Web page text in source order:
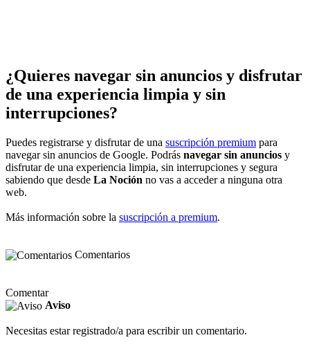
¿Quieres navegar sin anuncios y disfrutar
de una experiencia limpia y sin
interrupciones?
Puedes registrarse y disfrutar de una suscripción premium para
navegar sin anuncios de Google. Podrás navegar sin anuncios y
disfrutar de una experiencia limpia, sin interrupciones y segura
sabiendo que desde La Noción no vas a acceder a ninguna otra
web.
Más información sobre la suscripción a premium.
Comentarios
Comentar
Aviso
Necesitas estar registrado/a para escribir un comentario.